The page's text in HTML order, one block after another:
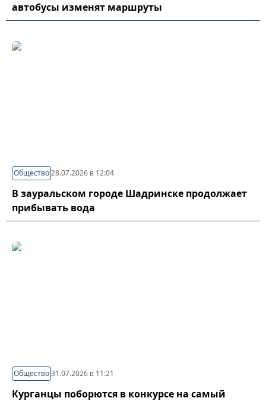
автобусы изменят маршруты
Общество28.07.2026 в 12:04
В зауральском городе Шадринске продолжает
прибывать вода
Общество31.07.2026 в 11:21
Курганцы поборются в конкурсе на самый